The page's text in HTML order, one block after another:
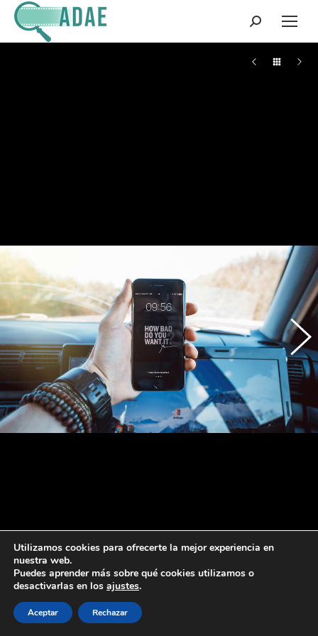
Search:
Utilizamos cookies para ofrecerte la mejor experiencia en
nuestra web.
Puedes aprender más sobre qué cookies utilizamos o
desactivarlas en los ajustes.
Aceptar Rechazar